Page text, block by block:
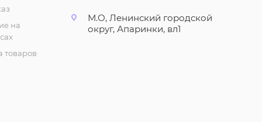
на
товаров
М.О, Ленинский городской
округ, Апаринки, вл1